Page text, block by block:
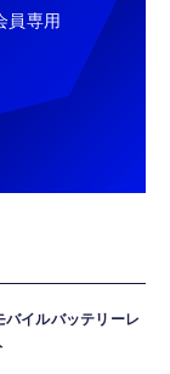
員専用
イルバッテリーレ